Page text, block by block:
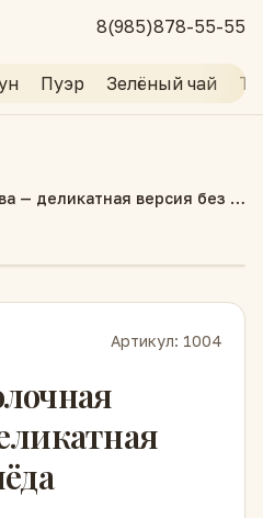
8(985)878-55-55
Пуэр Зелёный чай
Турецкая молочная пахлава — деликатная версия без мёда
Артикул: 1004